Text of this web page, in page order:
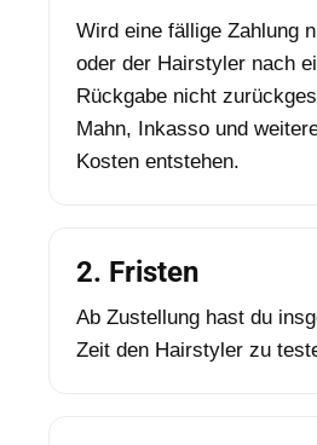
Wird eine fällige Zahlung
oder der Hairstyler nach
Rückgabe nicht
Mahn, Inkasso und
Kosten entstehen.
2. Fristen
Ab Zustellung hast du
Zeit den Hairstyler zu